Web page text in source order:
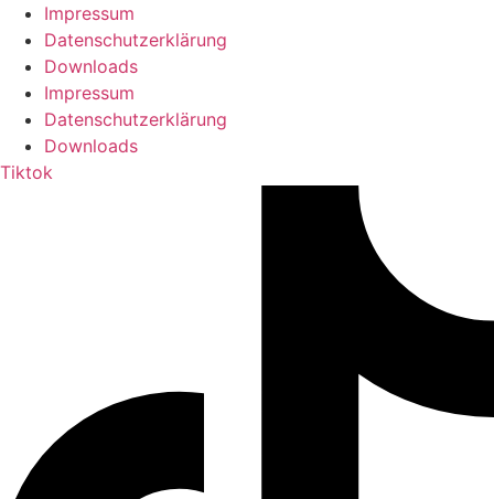
Impressum
Datenschutzerklärung
Downloads
Impressum
Datenschutzerklärung
Downloads
Tiktok